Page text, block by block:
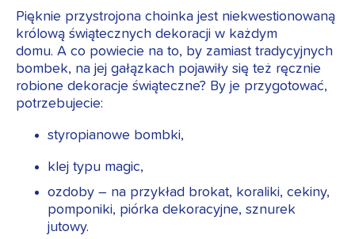
Pięknie przystrojona choinka jest niekwestionowaną
królową świątecznych dekoracji w każdym
domu. A co powiecie na to, by zamiast tradycyjnych
bombek, na jej gałązkach pojawiły się też ręcznie
robione dekoracje świąteczne? By je przygotować,
potrzebujecie:
styropianowe bombki,
klej typu magic,
ozdoby – na przykład brokat, koraliki, cekiny,
pomponiki, piórka dekoracyjne, sznurek
jutowy.